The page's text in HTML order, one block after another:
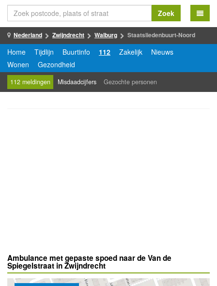
Zoek
Nederland Zwijndrecht Walburg Staatsliedenbuurt-Noord
Home Tijdlijn Buurtinfo 112 Zakelijk
Nieuws
Wonen
Gezondheid
112 meldingen Misdaadcijfers Gezochte personen
Ambulance met gepaste spoed naar de Van de
Spiegelstraat in Zwijndrecht